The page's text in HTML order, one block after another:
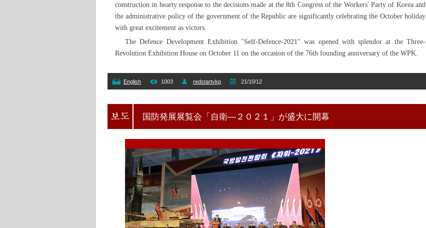
construction in hearty response to the decisions made at the 8th Congress of the Workers' Party of Korea and
the administrative policy of the government of the Republic are significantly celebrating the October holiday
with great excitement as victors.
The Defence Development Exhibition "Self-Defence-2021" was opened with splendor at the Three-
Revolution Exhibition House on October 11 on the occasion of the 76th founding anniversary of the WPK.
English 1003 redstartvkp 21/10/12
国防発展展覧会「自衛―２０２１」が盛大に開幕